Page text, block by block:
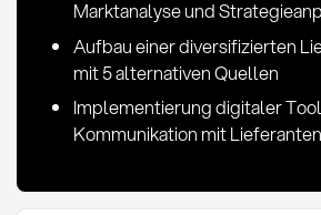
Marktanalyse und
Aufbau einer diversifizierten
mit 5 alternativen Quellen
Implementierung digitaler
Kommunikation mit Lieferanten